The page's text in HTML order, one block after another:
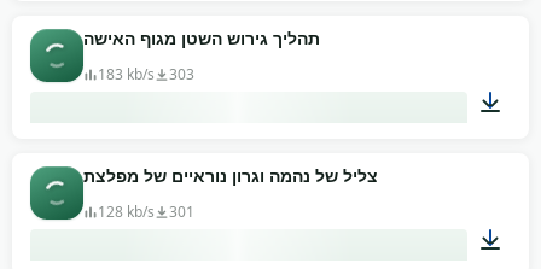
תהליך גירוש השטן מגוף האישה
183 kb/s 303
צליל של נהמה וגרון נוראיים של מפלצת
128 kb/s 301